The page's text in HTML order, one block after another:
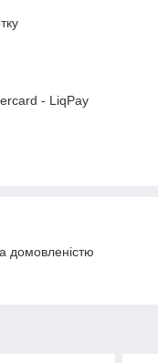
- LiqPay
домовленістю